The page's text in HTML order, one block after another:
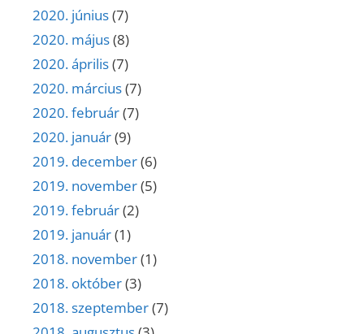
2020. június(7)
2020. május(8)
2020. április(7)
2020. március(7)
2020. február(7)
2020. január(9)
2019. december(6)
2019. november(5)
2019. február(2)
2019. január(1)
2018. november(1)
2018. október(3)
2018. szeptember(7)